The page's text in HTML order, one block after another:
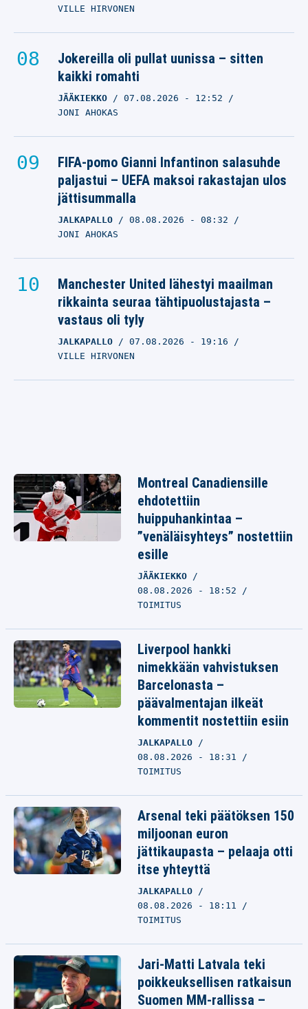
VILLE HIRVONEN
Jokereilla oli pullat uunissa – sitten
kaikki romahti
JÄÄKIEKKO 07.08.2026 - 12:52
JONI AHOKAS
FIFA-pomo Gianni Infantinon salasuhde
paljastui – UEFA maksoi rakastajan ulos
jättisummalla
JALKAPALLO 08.08.2026 - 08:32
JONI AHOKAS
Manchester United lähestyi maailman
rikkainta seuraa tähtipuolustajasta –
vastaus oli tyly
JALKAPALLO 07.08.2026 - 19:16
VILLE HIRVONEN
Montreal Canadiensille
ehdotettiin
huippuhankintaa –
”venäläisyhteys” nostettiin
esille
JÄÄKIEKKO
08.08.2026 - 18:52
TOIMITUS
Liverpool hankki
nimekkään vahvistuksen
Barcelonasta –
päävalmentajan ilkeät
kommentit nostettiin esiin
JALKAPALLO
08.08.2026 - 18:31
TOIMITUS
Arsenal teki päätöksen 150
miljoonan euron
jättikaupasta – pelaaja otti
itse yhteyttä
JALKAPALLO
08.08.2026 - 18:11
TOIMITUS
Jari-Matti Latvala teki
poikkeuksellisen ratkaisun
Suomen MM-rallissa –